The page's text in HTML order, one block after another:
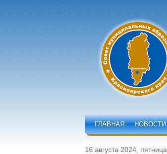
ГЛАВНАЯ НОВОСТИ
16 августа 2024, пятница